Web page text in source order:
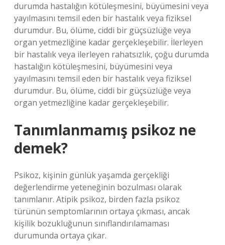
durumda hastalığın kötüleşmesini, büyümesini veya
yayılmasını temsil eden bir hastalık veya fiziksel
durumdur. Bu, ölüme, ciddi bir güçsüzlüğe veya
organ yetmezliğine kadar gerçekleşebilir. İlerleyen
bir hastalık veya ilerleyen rahatsızlık, çoğu durumda
hastalığın kötüleşmesini, büyümesini veya
yayılmasını temsil eden bir hastalık veya fiziksel
durumdur. Bu, ölüme, ciddi bir güçsüzlüğe veya
organ yetmezliğine kadar gerçekleşebilir.
Tanımlanmamış psikoz ne
demek?
Psikoz, kişinin günlük yaşamda gerçekliği
değerlendirme yeteneğinin bozulması olarak
tanımlanır. Atipik psikoz, birden fazla psikoz
türünün semptomlarının ortaya çıkması, ancak
kişilik bozukluğunun sınıflandırılamaması
durumunda ortaya çıkar.